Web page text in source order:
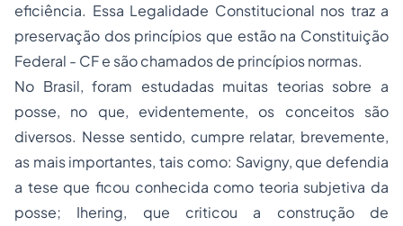
eficiência. Essa Legalidade Constitucional nos traz a
preservação dos princípios que estão na Constituição
Federal - CF e são chamados de princípios normas.
No Brasil, foram estudadas muitas teorias sobre a
posse, no que, evidentemente, os conceitos são
diversos. Nesse sentido, cumpre relatar, brevemente,
as mais importantes, tais como: Savigny, que defendia
a tese que ficou conhecida como teoria subjetiva da
posse; Ihering, que criticou a construção de